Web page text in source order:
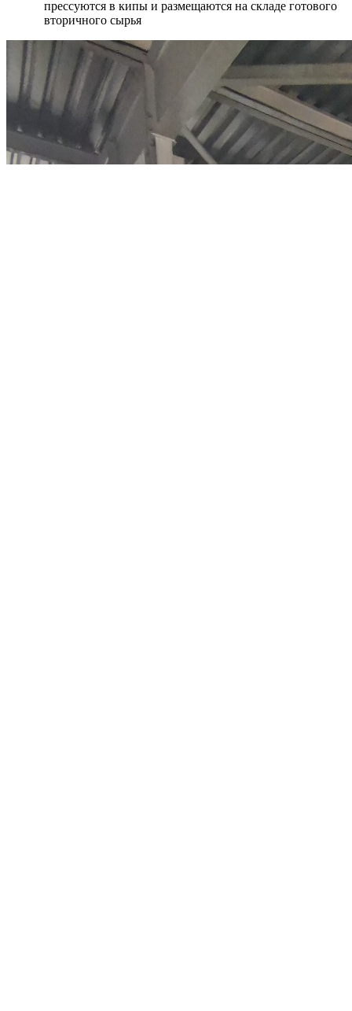
прессуются в кипы и размещаются на складе готового
вторичного сырья